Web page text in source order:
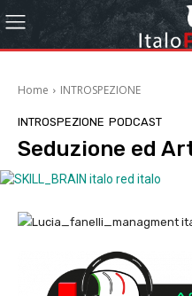
Home INTROSPEZIONE
INTROSPEZIONE PODCAST
Seduzione ed